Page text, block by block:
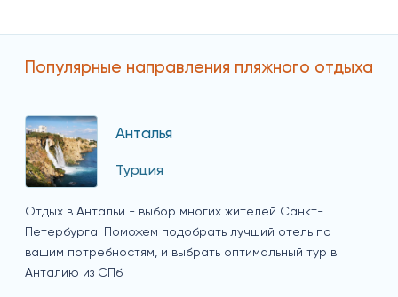
Популярные направления пляжного отдыха
Анталья
Турция
Отдых в Антальи - выбор многих жителей Санкт-
Петербурга. Поможем подобрать лучший отель по
вашим потребностям, и выбрать оптимальный тур в
Анталию из СПб.